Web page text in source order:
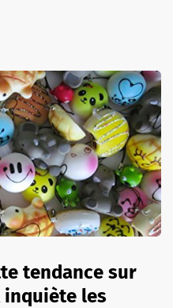
tendance sur
inquiète les